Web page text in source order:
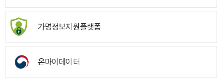
가명정보지원플랫폼
온마이데이터